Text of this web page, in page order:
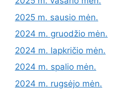
2025 m. sausio mėn.
2024 m. gruodžio mėn.
2024 m. lapkričio mėn.
2024 m. spalio mėn.
2024 m. rugsėjo mėn.